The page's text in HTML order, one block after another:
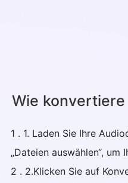
Wie
1 . 1. Laden Sie Ihre
„Dateien auswählen“,
2 . 2.Klicken Sie auf